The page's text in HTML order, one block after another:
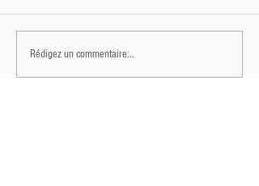
Rédigez un commentaire...